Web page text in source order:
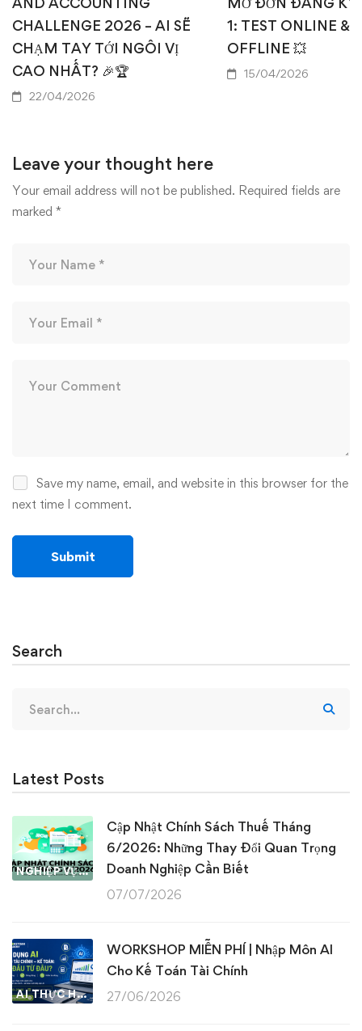
CHALLENGE 2026 – AI SẼ
CHẠM TAY TỚI NGÔI VỊ
CAO NHẤT? 🎉🏆
22/04/2026
1: TEST ONLINE &
OFFLINE 💥
15/04/2026
Leave your thought here
Your email address will not be published. Required fields are
marked *
Save my name, email, and website in this browser for the
next time I comment.
Search
for:
Latest Posts
NGHIỆP VỤ KẾ TOÁN & THUẾ
Cập Nhật Chính Sách Thuế Tháng
6/2026: Những Thay Đổi Quan Trọng
Doanh Nghiệp Cần Biết
07/07/2026
AI THỰC HÀNH
WORKSHOP MIỄN PHÍ | Nhập Môn AI
Cho Kế Toán Tài Chính
27/06/2026